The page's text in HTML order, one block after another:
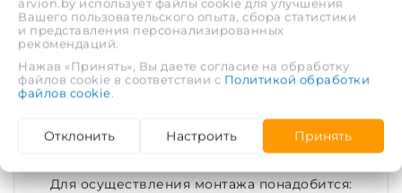
выполнением соединения.
Герметичность соединения обеспечивается за
счёт вдавливания материала трубы в проточки
штуцера корпуса, происходящее при
надвигании гильзы на штуцер корпуса.
Внимание!!! Эта товарная позиция содержит
Для осуществления монтажа понадобится:
arvion.by использует файлы cookie для улучшения
Вашего пользовательского опыта, сбора статистики
и представления персонализированных
рекомендаций.
Нажав «Принять», Вы даете согласие на обработку
файлов cookie в соответствии с Политикой обработки
файлов cookie.
Отклонить Настроить Принять